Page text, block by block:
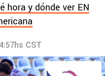
hora y dónde ver EN
CST